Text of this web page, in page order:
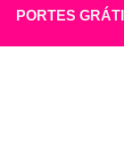
PORTES